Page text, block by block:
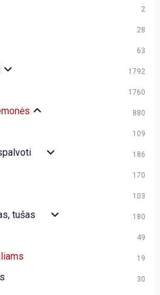
2
28
63
1792
1760
880
109
186
170
103
tušas 180
49
19
30